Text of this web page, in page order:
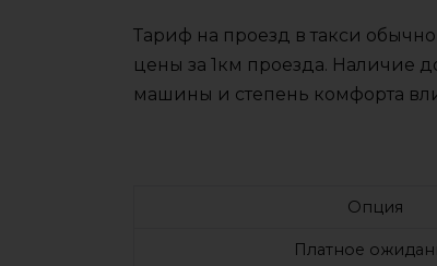
Тариф на проезд в такси
цены за 1км проезда. Наличие
машины и степень комфорта
Опция
Платное